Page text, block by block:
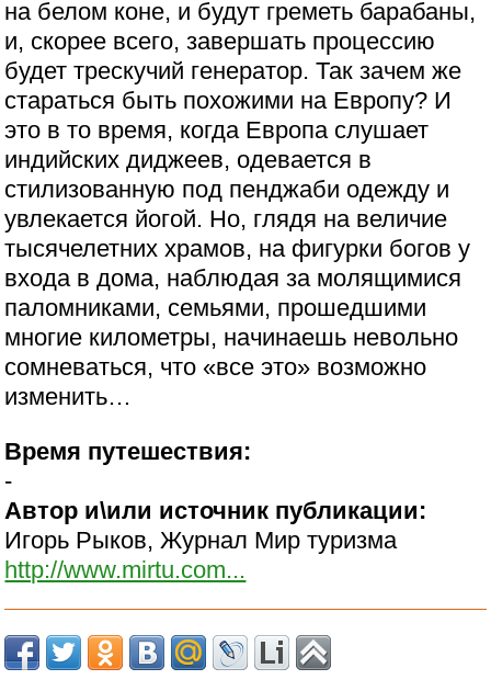
на белом коне, и будут греметь барабаны,
и, скорее всего, завершать процессию
будет трескучий генератор. Так зачем же
стараться быть похожими на Европу? И
это в то время, когда Европа слушает
индийских диджеев, одевается в
стилизованную под пенджаби одежду и
увлекается йогой. Но, глядя на величие
тысячелетних храмов, на фигурки богов у
входа в дома, наблюдая за молящимися
паломниками, семьями, прошедшими
многие километры, начинаешь невольно
сомневаться, что «все это» возможно
изменить…
Время путешествия:
-
Автор и\или источник публикации:
Игорь Рыков, Журнал Мир туризма
http://www.mirtu.com...